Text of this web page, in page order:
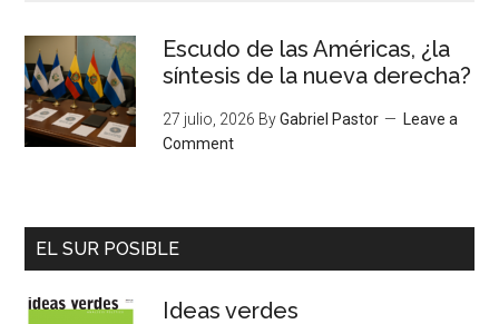
Escudo de las Américas, ¿la
síntesis de la nueva derecha?
27 julio, 2026 ByGabriel Pastor
Leave a
Comment
EL SUR POSIBLE
Ideas verdes